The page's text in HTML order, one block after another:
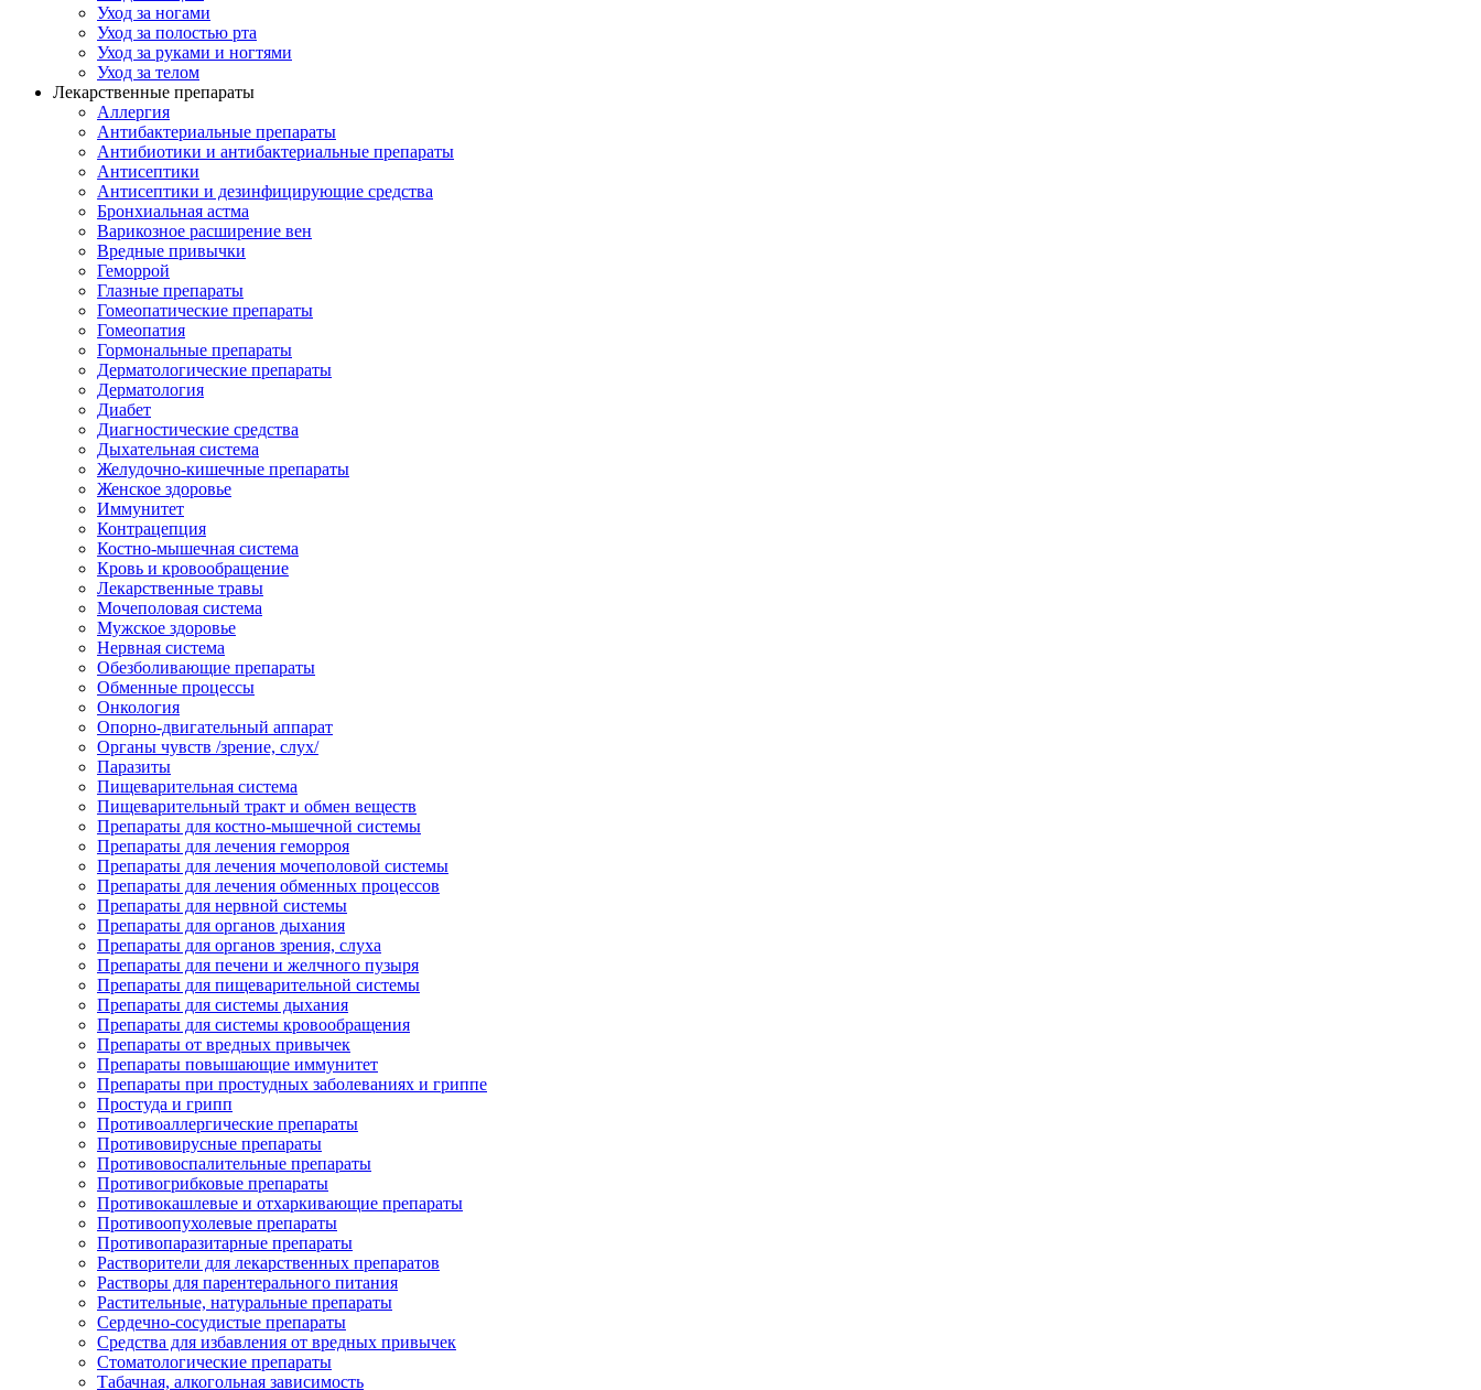
Уход за ногами
Уход за полостью рта
Уход за руками и ногтями
Уход за телом
Лекарственные препараты
Аллергия
Антибактериальные препараты
Антибиотики и антибактериальные препараты
Антисептики
Антисептики и дезинфицирующие средства
Бронхиальная астма
Варикозное расширение вен
Вредные привычки
Геморрой
Глазные препараты
Гомеопатические препараты
Гомеопатия
Гормональные препараты
Дерматологические препараты
Дерматология
Диабет
Диагностические средства
Дыхательная система
Желудочно-кишечные препараты
Женское здоровье
Иммунитет
Контрацепция
Костно-мышечная система
Кровь и кровообращение
Лекарственные травы
Мочеполовая система
Мужское здоровье
Нервная система
Обезболивающие препараты
Обменные процессы
Онкология
Опорно-двигательный аппарат
Органы чувств /зрение, слух/
Паразиты
Пищеварительная система
Пищеварительный тракт и обмен веществ
Препараты для костно-мышечной системы
Препараты для лечения геморроя
Препараты для лечения мочеполовой системы
Препараты для лечения обменных процессов
Препараты для нервной системы
Препараты для органов дыхания
Препараты для органов зрения, слуха
Препараты для печени и желчного пузыря
Препараты для пищеварительной системы
Препараты для системы дыхания
Препараты для системы кровообращения
Препараты от вредных привычек
Препараты повышающие иммунитет
Препараты при простудных заболеваниях и гриппе
Простуда и грипп
Противоаллергические препараты
Противовирусные препараты
Противовоспалительные препараты
Противогрибковые препараты
Противокашлевые и отхаркивающие препараты
Противоопухолевые препараты
Противопаразитарные препараты
Растворители для лекарственных препаратов
Растворы для парентерального питания
Растительные, натуральные препараты
Сердечно-сосудистые препараты
Средства для избавления от вредных привычек
Стоматологические препараты
Табачная, алкогольная зависимость